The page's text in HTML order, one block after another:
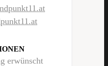
erwünscht